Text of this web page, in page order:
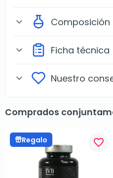
expand_more Composición
expand_more Ficha técnica
expand_more Nuestro
Comprados
Regalo favorite_border